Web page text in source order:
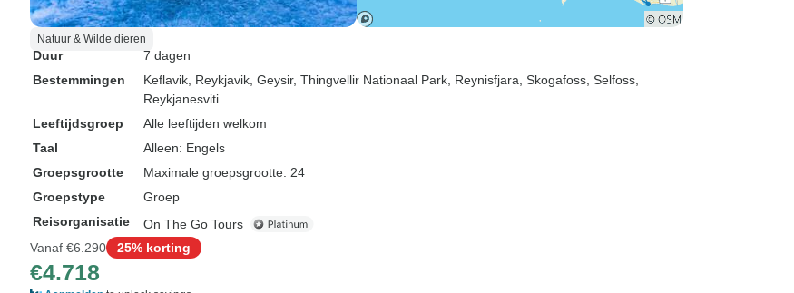
Natuur & Wilde dieren
Duur
7 dagen
Bestemmingen
Keflavik , Reykjavik , Geysir, Thingvellir Nationaal Park , Reynisfjara , Skogafoss , Selfoss
Reykjanesviti
Leeftijdsgroep
Alle leeftijden welkom
Taal
Alleen: Engels
Groepsgrootte
Maximale groepsgrootte: 24
Groepstype
Groep
Reisorganisatie
On The Go Tours
Vanaf €6.290 25% korting
€4.718